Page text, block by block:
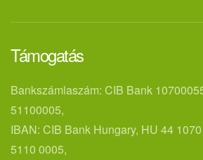
Támogatás
Bankszámlaszám: CIB Bank
51100005,
IBAN: CIB Bank Hungary, HU 44
5110 0005,